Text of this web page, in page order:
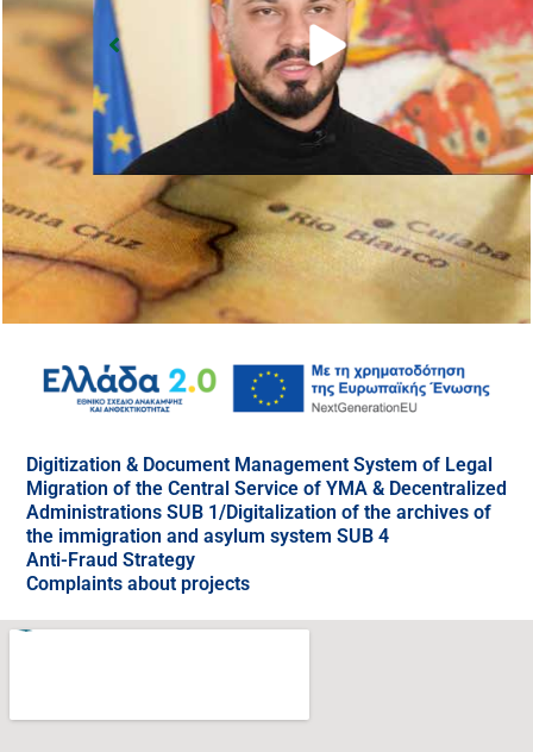
Digitization & Document Management System of Legal
Migration of the Central Service of YMA & Decentralized
Administrations SUB 1/Digitalization of the archives of
the immigration and asylum system SUB 4
Anti-Fraud Strategy
Complaints about projects